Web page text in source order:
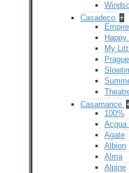
Casadeco +
Happy
My
Prague
Casamance
100%
Acqua
Agate
Albion
Alma
Alpine